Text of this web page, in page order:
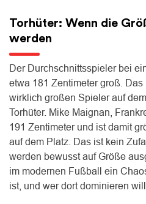
Torhüter: Wenn die
werden
Der Durchschnittsspieler bei
etwa 181 Zentimeter groß.
wirklich großen Spieler auf
Torhüter. Mike Maignan,
191 Zentimeter und ist damit
auf dem Platz. Das ist kein
werden bewusst auf Größe
im modernen Fußball ein
ist, und wer dort dominieren